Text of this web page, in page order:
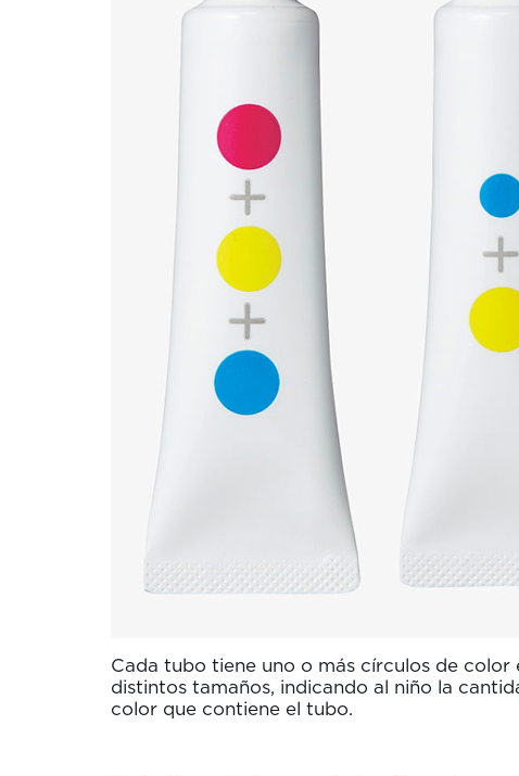
Cada tubo tiene uno o más círculos de color
distintos tamaños, indicando al niño la
color que contiene el tubo.